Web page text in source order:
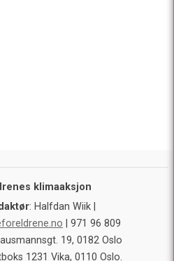
klimaaksjon
: Halfdan Wiik |
| 971 96 809
19, 0182 Oslo
1231 Vika, 0110 Oslo.